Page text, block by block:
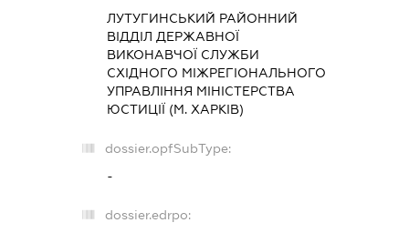
ЛУТУГИНСЬКИЙ РАЙОННИЙ
ВІДДІЛ ДЕРЖАВНОЇ
ВИКОНАВЧОЇ СЛУЖБИ
СХІДНОГО МІЖРЕГІОНАЛЬНОГО
УПРАВЛІННЯ МІНІСТЕРСТВА
ЮСТИЦІЇ (М. ХАРКІВ)
dossier.opfSubType:
-
dossier.edrpo: